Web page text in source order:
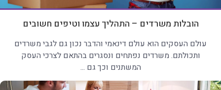
הובלות משרדים – התהליך עצמו וטיפים חשובים
עולם העסקים הוא עולם דינאמי והדבר נכון גם לגבי משרדים
ותכולתם. משרדים נפתחים ונסגרים בהתאם לצרכי העסק
המשתנים וכך גם ...